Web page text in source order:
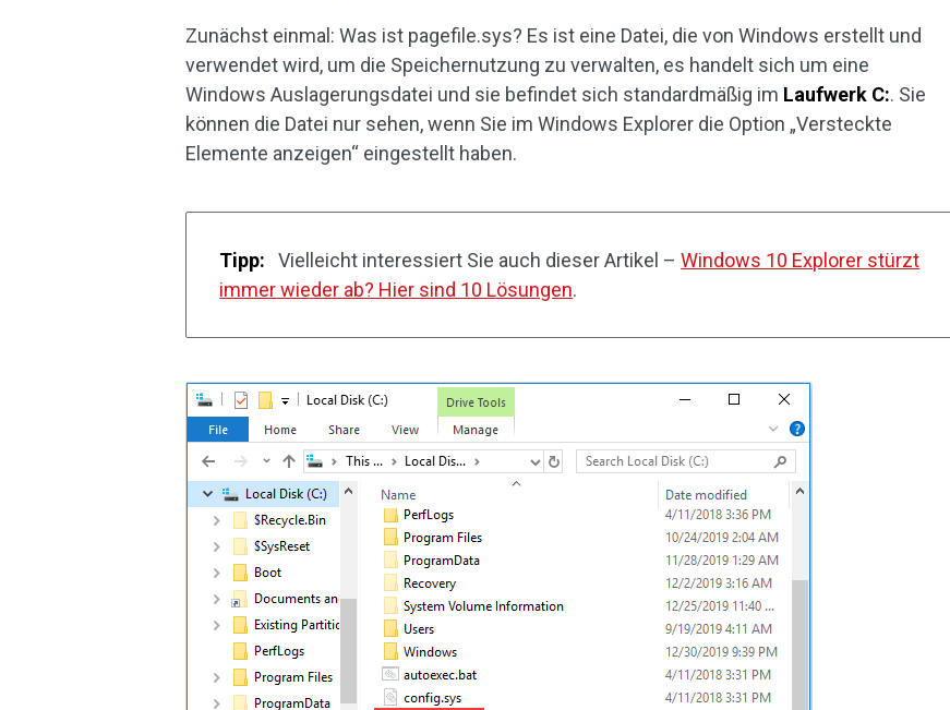
Zunächst einmal: Was ist pagefile.sys? Es ist eine Datei, die von Windows erstellt und
verwendet wird, um die Speichernutzung zu verwalten, es handelt sich um eine
Windows Auslagerungsdatei und sie befindet sich standardmäßig im Laufwerk C:. Sie
können die Datei nur sehen, wenn Sie im Windows Explorer die Option „Versteckte
Elemente anzeigen“ eingestellt haben.
Tipp: Vielleicht interessiert Sie auch dieser Artikel –Windows 10 Explorer stürzt
immer wieder ab? Hier sind 10 Lösungen.